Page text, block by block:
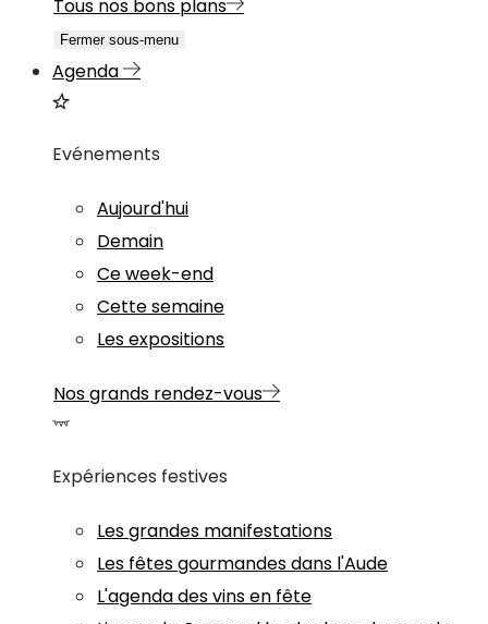
Tous nos bons plans
Fermer sous-menu
Agenda
Evénements
Aujourd'hui
Demain
Ce week-end
Cette semaine
Les expositions
Nos grands rendez-vous
Expériences festives
Les grandes manifestations
Les fêtes gourmandes dans l'Aude
L'agenda des vins en fête